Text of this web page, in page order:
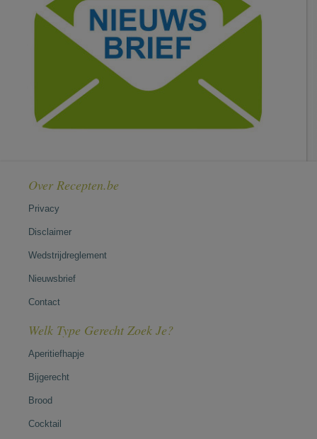
Over Recepten.be
Privacy
Disclaimer
Wedstrijdreglement
Nieuwsbrief
Contact
Welk Type Gerecht Zoek Je?
Aperitiefhapje
Bijgerecht
Brood
Cocktail